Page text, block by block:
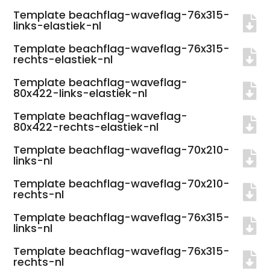
Template beachflag-waveflag-76x315-
links-elastiek-nl
Template beachflag-waveflag-76x315-
rechts-elastiek-nl
Template beachflag-waveflag-
80x422-links-elastiek-nl
Template beachflag-waveflag-
80x422-rechts-elastiek-nl
Template beachflag-waveflag-70x210-
links-nl
Template beachflag-waveflag-70x210-
rechts-nl
Template beachflag-waveflag-76x315-
links-nl
Template beachflag-waveflag-76x315-
rechts-nl